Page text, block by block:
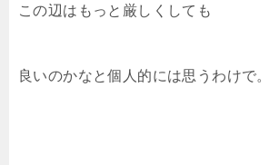
この辺はもっと厳しくしても
良いのかなと個人的には思うわけで。